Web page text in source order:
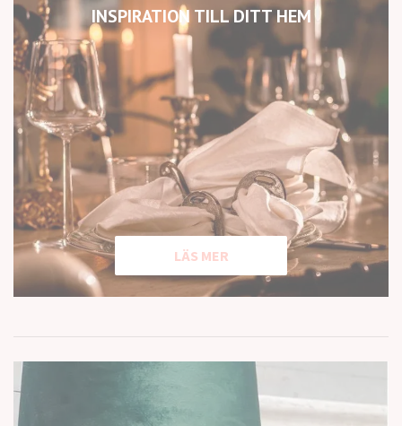
INSPIRATION TILL DITT HEM
LÄS MER